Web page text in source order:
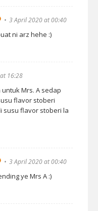
3 April 2020 at 00:40
ni arz hehe :)
16:28
Mrs. A sedap
flavor stoberi
susu flavor stoberi la
3 April 2020 at 00:40
ye Mrs A :)